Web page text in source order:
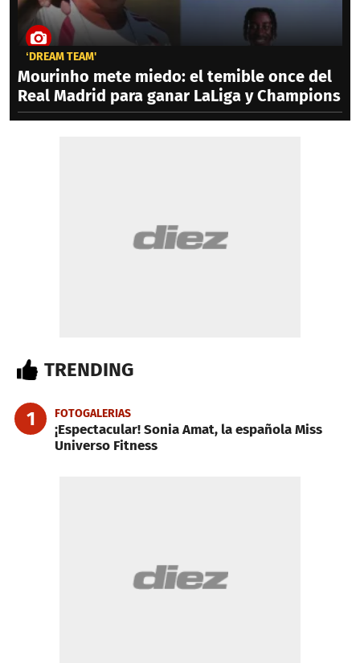
‘DREAM TEAM'
Mourinho mete miedo: el temible once del
Real Madrid para ganar LaLiga y Champions
TRENDING
1 FOTOGALERIAS
¡Espectacular! Sonia Amat, la española Miss
Universo Fitness